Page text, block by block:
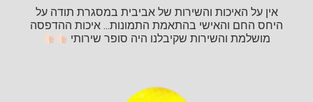
אין על האיכות והשירות של אביבית במסגרת תודה על
היחס החם והאישי בהתאמת התמונות... איכות ההדפסה
מושלמת והשירות שקיבלנו היה סופר שירותי